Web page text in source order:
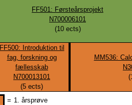
FF501: Førsteårsprojekt
N700006101
(10ects)
FF500: Introduktion til
fag, forskning og
fællesskab
N700013101
(5 ects)
MM536:
(
= 1. årsprøve